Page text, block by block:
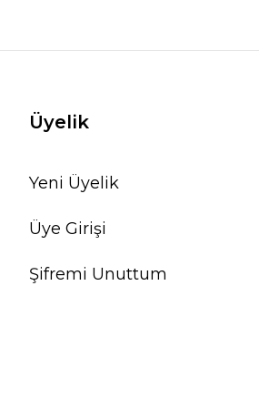
Üyelik
Yeni Üyelik
Üye Girişi
Şifremi Unuttum